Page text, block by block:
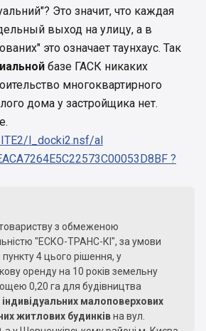
змісту:
(висотою від 9 до 26,5 м,
9-х
Это значит, что каждая
выход на улицу, а в
это означает таунхаус. Так
базе ГАСК никаких
многоквартирного
дома у застройщика нет.
l_docki2.nsf/al
?
з обмеженою
"ЕСКО-ТРАНС-КІ", за умови
4 цього рішення, у
оренду на 10 років земельну
0,20 га для будівництва
індивідуальних малоповерхових
житлових будинківна вул.